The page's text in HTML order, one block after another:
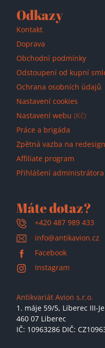
Odkazy
Kontakt
Doprava
Obchodní podmínky
Odstoupení od kupní
Ochrana osobních údajů
Nastavení cookies
Nastavení webu (Kč)
Práce a brigáda
Zpětná vazba na redesign
Affiliate program
Přihlášení administrátora
Máte dotaz?
+420 487 989 433
info@antikavion.cz
Facebook
Instagram
Antikvariát Avion s.r.o.
1. máje 59/5, Liberec III-
460 07 Liberec
IČ: 10963286 DIČ: